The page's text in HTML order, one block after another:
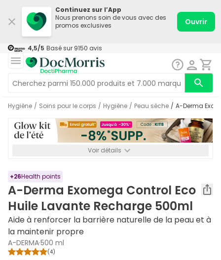
Continuez sur l’App
Nous prenons soin de vous avec des
promos exclusives
Ouvrir
4,5/5 Basé sur 9150 avis
Hygiène / Soins pour le corps / Hygiène / Peau sèche / A-Derma
Voir détails
+26Health points
A-Derma Exomega Control Eco
Huile Lavante Recharge 500ml
Aide à renforcer la barrière naturelle de la peau et à
la maintenir propre
A-DERMA·500 ml
(4)